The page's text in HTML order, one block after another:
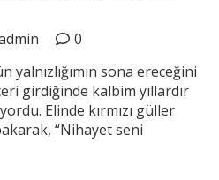
0
sona ereceğini
girdiğinde kalbim yıllardır
Elinde kırmızı güller
“Nihayet seni